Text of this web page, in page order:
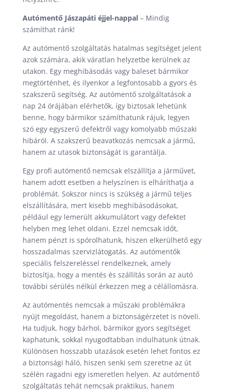
Autómentő Jászapáti éjjel-nappal– Mindig
számíthat ránk!
Az autómentő szolgáltatás hatalmas segítséget jelent
azok számára, akik váratlan helyzetbe kerülnek az
utakon. Egy meghibásodás vagy baleset bármikor
megtörténhet, és ilyenkor a legfontosabb a gyors és
szakszerű segítség. Az autómentő szolgáltatások a
nap 24 órájában elérhetők, így biztosak lehetünk
benne, hogy bármikor számíthatunk rájuk, legyen
szó egy egyszerű defektről vagy komolyabb műszaki
hibáról. A szakszerű beavatkozás nemcsak a jármű,
hanem az utasok biztonságát is garantálja.
Egy profi autómentő nemcsak elszállítja a járművet,
hanem adott esetben a helyszínen is elháríthatja a
problémát. Sokszor nincs is szükség a jármű teljes
elszállítására, mert kisebb meghibásodásokat,
például egy lemerült akkumulátort vagy defektet
helyben meg lehet oldani. Ezzel nemcsak időt,
hanem pénzt is spórolhatunk, hiszen elkerülhető egy
hosszadalmas szervizlátogatás. Az autómentők
speciális felszereléssel rendelkeznek, amely
biztosítja, hogy a mentés és szállítás során az autó
további sérülés nélkül érkezzen meg a célállomásra.
Az autómentés nemcsak a műszaki problémákra
nyújt megoldást, hanem a biztonságérzetet is növeli.
Ha tudjuk, hogy bárhol, bármikor gyors segítséget
kaphatunk, sokkal nyugodtabban indulhatunk útnak.
Különösen hosszabb utazások esetén lehet fontos ez
a biztonsági háló, hiszen senki sem szeretne az út
szélén ragadni egy ismeretlen helyen. Az autómentő
szolgáltatás tehát nemcsak praktikus, hanem